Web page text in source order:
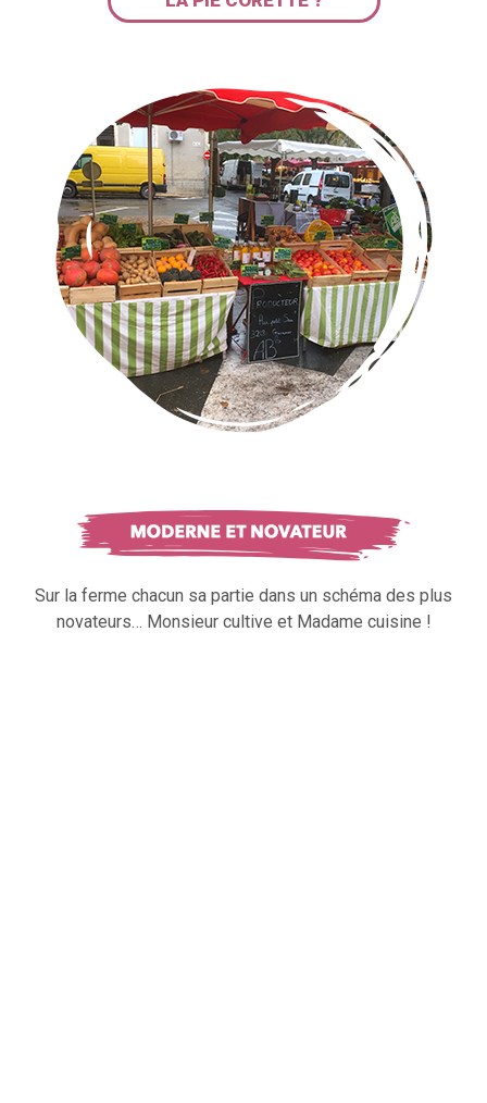
Sur la ferme chacun sa partie dans un schéma des plus
novateurs… Monsieur cultive et Madame cuisine !